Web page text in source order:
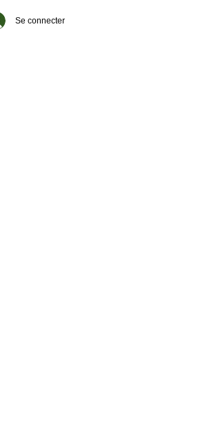
Se connecter